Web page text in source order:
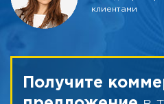
клиентами
Получите